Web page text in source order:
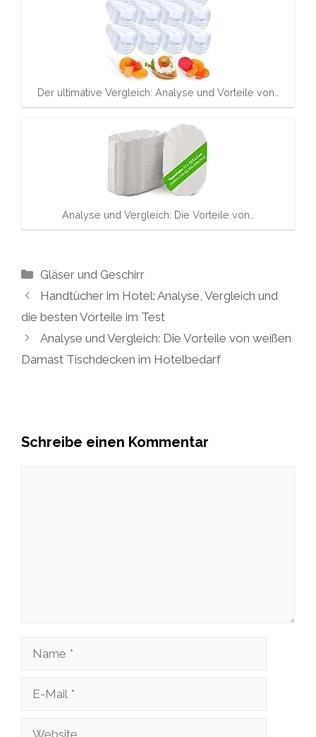
Der ultimative Vergleich: Analyse und Vorteile von…
Analyse und Vergleich: Die Vorteile von…
Kategorien
Gläser und Geschirr
Handtücher im Hotel: Analyse, Vergleich und
die besten Vorteile im Test
Analyse und Vergleich: Die Vorteile von weißen
Damast Tischdecken im Hotelbedarf
Schreibe einen Kommentar
Name
Website